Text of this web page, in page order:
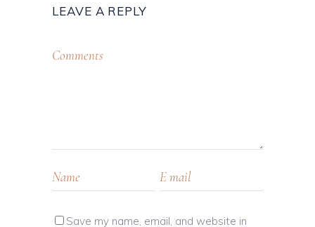
LEAVE A REPLY
Save my name, email, and website in